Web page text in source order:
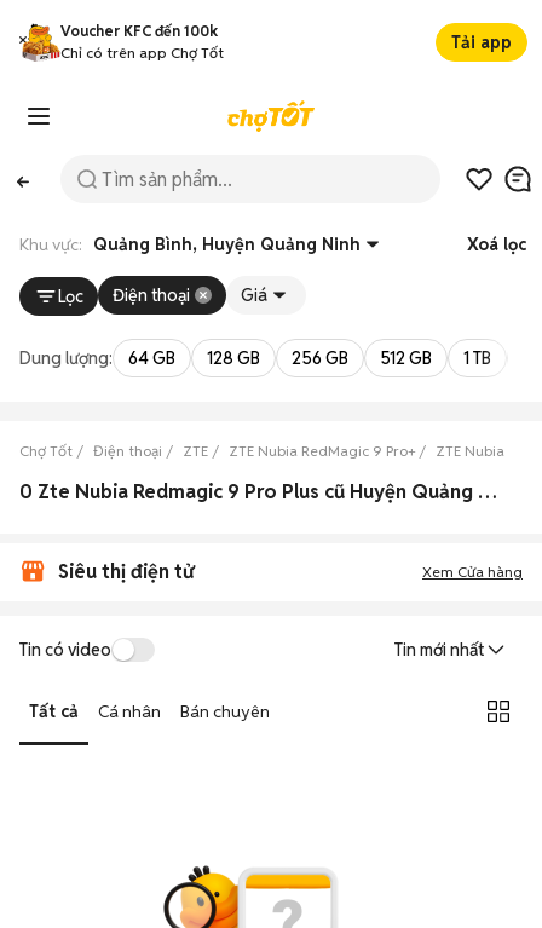
Voucher KFC đến 100k
Chỉ có trên app Chợ Tốt
Tải app
Khu vực: Quảng Bình, Huyện Quảng Ninh Xoá lọc
Lọc Điện thoại Giá
Dung lượng: 64 GB 128 GB 256 GB 512 GB 1 TB
Chợ Tốt Điện thoại ZTE ZTE Nubia RedMagic 9 Pro+ ZTE Nubia
0 Zte Nubia Redmagic 9 Pro Plus cũ Huyện Quảng Ninh, Quảng Bình đẹp
Siêu thị điện tử Xem Cửa hàng
Tin có video Tin mới nhất
Tất cả Cá nhân Bán chuyên